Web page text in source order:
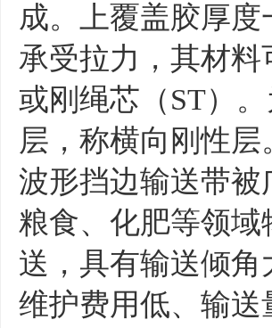
成。上覆盖胶厚度
承受拉力，其材
或刚绳芯（ST）
层，称横向刚性
波形挡边输送带
粮食、化肥等领域
送，具有输送倾
维护费用低、输